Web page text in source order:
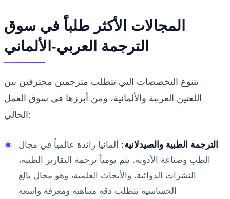
المجالات الأكثر طلباً في سوق
الترجمة العربي-الألماني
تتنوع التخصصات التي تتطلب مترجمين محترفين بين
اللغتين العربية والألمانية، ومن أبرزها في سوق العمل
الحالي:
الترجمة الطبية والصيدلانية: ألمانيا رائدة عالمياً في مجال
الطب وصناعة الأدوية. يتم يومياً ترجمة التقارير الطبية،
النشرات الدوائية، والأبحاث العلمية، وهو مجال بالغ
الحساسية يتطلب دقة متناهية ومعرفة واسعة